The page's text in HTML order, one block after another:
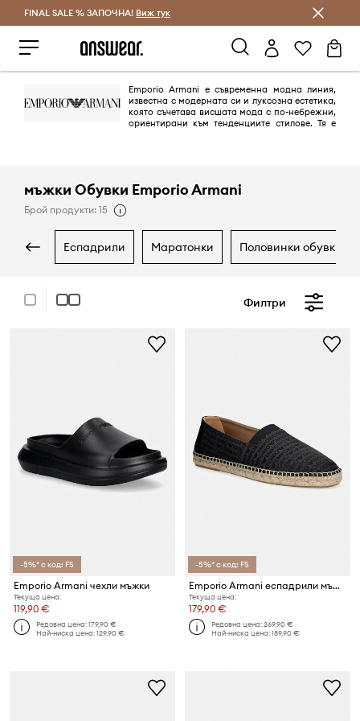
Спестявай с Answear Club
FINAL SALE % ЗАПОЧНА! Виж тук
Emporio Armani е съвременна модна линия,
известна с модерната си и луксозна естетика,
която съчетава висшата мода с по-небрежни,
ориентирани към тенденциите стилове. Тя е
характеризира с минималистични спортни елементи и ежедневни
мъжки Обувки Emporio Armani
Брой продукти: 15
еспадрили маратонки половинки обувки и
Филтри
-5%* с код: FS
Emporio Armani чехли мъжки
Текуща цена:
119,90 €
Редовна цена:179,90 €
Най-ниска цена:129,90 €
-5%* с код: FS
Emporio Armani еспадрили мъжки
Текуща цена:
179,90 €
Редовна цена:269,90 €
Най-ниска цена:189,90 €